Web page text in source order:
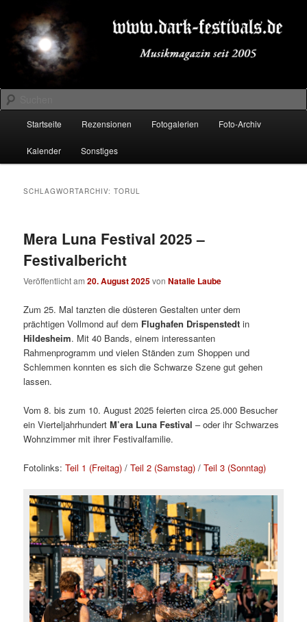
primären
Inhalt
springen
sekundären
Inhalt
springenDARK-FESTIVALS.DE
Suchen
Startseite Rezensionen Fotogalerien Foto-Archiv
Kalender Sonstiges
SCHLAGWORTARCHIV:TORUL
Mera Luna Festival 2025 –
Festivalbericht
Veröffentlicht am20. August 2025vonNatalie Laube
Zum 25. Mal tanzten die düsteren Gestalten unter dem
prächtigen Vollmond auf dem Flughafen Drispenstedt in
Hildesheim. Mit 40 Bands, einem interessanten
Rahmenprogramm und vielen Ständen zum Shoppen und
Schlemmen konnten es sich die Schwarze Szene gut gehen
lassen.
Vom 8. bis zum 10. August 2025 feierten circa 25.000 Besucher
ein VierteljahrhundertM’era Luna Festival – oder ihr Schwarzes
Wohnzimmer mit ihrer Festivalfamilie.
Fotolinks:Teil 1 (Freitag) /Teil 2 (Samstag) /Teil 3 (Sonntag)